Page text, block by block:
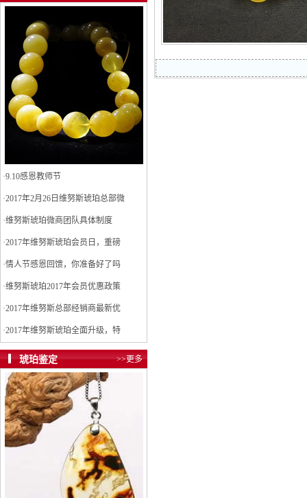
·9.10感恩教师节
·2017年2月26日维努斯琥珀总部微
·维努斯琥珀微商团队具体制度
·2017年维努斯琥珀会员日，重磅
·情人节感恩回馈，你准备好了吗
·维努斯琥珀2017年会员优惠政策
·2017年维努斯总部经销商最新优
·2017年维努斯琥珀全面升级，特
琥珀鉴定 >>更多